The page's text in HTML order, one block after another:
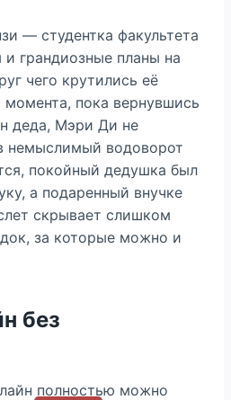
— студентка факультета
грандиозные планы на
чего крутились её
пока вернувшись
деда, Мэри Ди не
немыслимый водоворот
покойный дедушка был
а подаренный внучке
скрывает слишком
за которые можно и
без
полностью можно